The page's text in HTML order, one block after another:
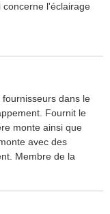
concerne l'éclairage
dans le
Fournit le
monte ainsi que
avec des
Membre de la